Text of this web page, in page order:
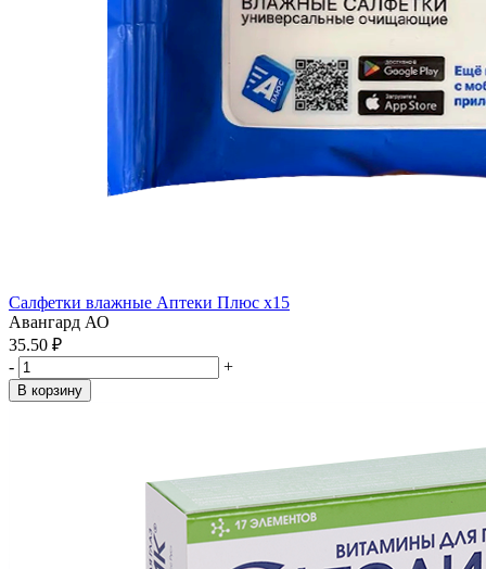
Салфетки влажные Аптеки Плюс x15
Авангард АО
35.50 ₽
-
+
В корзину